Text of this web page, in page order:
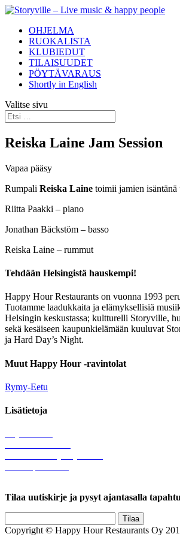
OHJELMA
RUOKALISTA
KLUBIEDUT
TILAISUUDET
PÖYTÄVARAUS
Shortly in English
Valitse sivu
Reiska Laine Jam Session
Vapaa pääsy
Rumpali Reiska Laine toimii jamien isäntänä
Riitta Paakki – piano
Jonathan Bäckstöm – basso
Reiska Laine – rummut
Tehdään Helsingistä hauskempi!
Happy Hour Restaurants on vuonna 1993
Tuotamme laadukkaita ja elämyksellisiä
Helsingin keskustassa; kultturelli Storyville,
sekä kesäiseen kaupunkielämään kuuluvat
ja Hard Day’s Night.
Muut Happy Hour -ravintolat
Rymy-Eetu
Lisätietoja
Tilaa uutiskirje ja pysyt ajantasalla
Copyright © Happy Hour Restaurants Oy